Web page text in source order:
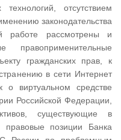
отсутствием
законодательства
рассмотрены и
правоприменительные
гражданских прав, к
в сети Интернет
о виртуальном средстве
Российской Федерации,
существующие в
правовые позиции Банка